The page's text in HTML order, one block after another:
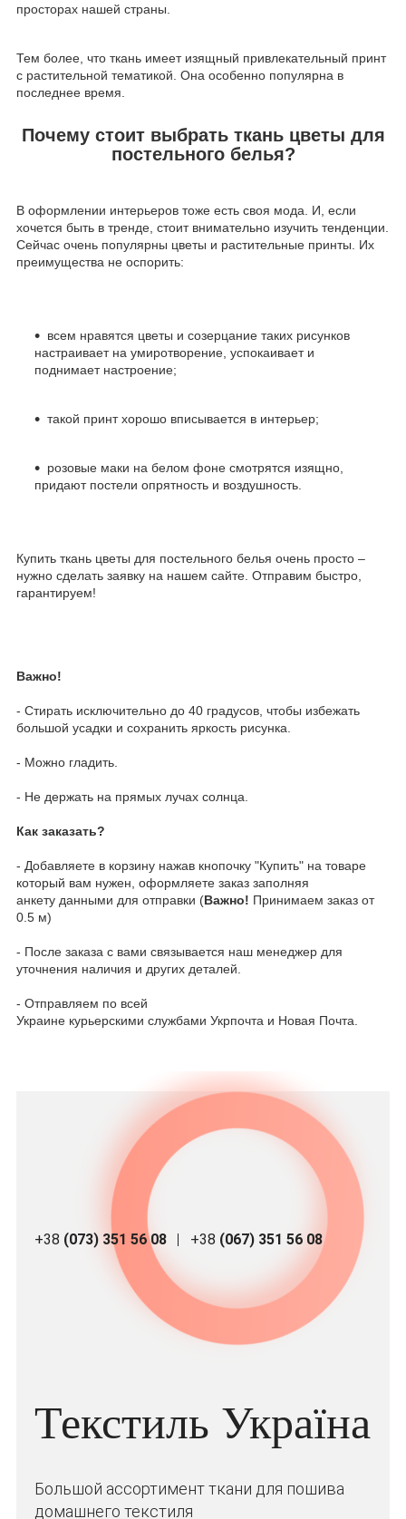
просторах нашей страны.
Тем более, что ткань имеет изящный привлекательный принт
с растительной тематикой. Она особенно популярна в
последнее время.
Почему стоит выбрать ткань цветы для
постельного белья?
В оформлении интерьеров тоже есть своя мода. И, если
хочется быть в тренде, стоит внимательно изучить тенденции.
Сейчас очень популярны цветы и растительные принты. Их
преимущества не оспорить:
всем нравятся цветы и созерцание таких рисунков
настраивает на умиротворение, успокаивает и
поднимает настроение;
такой принт хорошо вписывается в интерьер;
розовые маки на белом фоне смотрятся изящно,
придают постели опрятность и воздушность.
Купить ткань цветы для постельного белья очень просто –
нужно сделать заявку на нашем сайте. Отправим быстро,
гарантируем!
Важно!
- Стирать исключительно до 40 градусов, чтобы избежать
большой усадки и сохранить яркость рисунка.
- Можно гладить.
- Не держать на прямых лучах солнца.
Как заказать?
- Добавляете в корзину нажав кнопочку "Купить" на товаре
который вам нужен, оформляете заказ заполняя
анкету данными для отправки (Важно! Принимаем заказ от
0.5 м)
- После заказа с вами связывается наш менеджер для
уточнения наличия и других деталей.
- Отправляем по всей
Украине курьерскими службами Укрпочта и Новая Почта.
+38 (073) 351 56 08 +38 (067) 351 56 08
Текстиль Україна
Большой ассортимент ткани для пошива
домашнего текстиля